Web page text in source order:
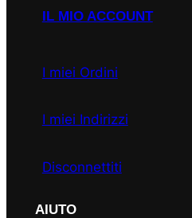
IL MIO ACCOUNT
I miei Ordini
I miei Indirizzi
Disconnettiti
AIUTO